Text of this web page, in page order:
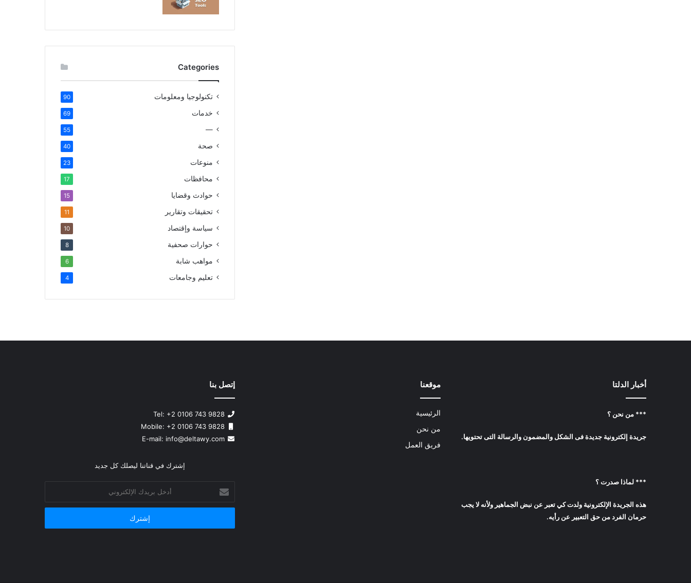
Categories
تكنولوجيا ومعلومات 90
خدمات 69
—
55
صحة 40
منوعات 23
محافظات 17
حوادث وقضايا 15
تحقيقات وتقارير 11
سياسة وإقتصاد 10
حوارات صحفية 8
مواهب شابة 6
تعليم وجامعات 4
أخبار الدلتا
*** من نحن ؟
جريدة إلكترونية جديدة فى الشكل والمضمون والرسالة التى تحتويها.
*** لماذا صدرت ؟
هذه الجريدة الإلكترونية ولدت كي تعبر عن نبض الجماهير ولأنه لا يجب
حرمان الفرد من حق التعبير عن رأيه.
موقعنا
الرئيسية
من نحن
فريق العمل
إتصل بنا
info@deltawy.com
إشترك في قناتنا ليصلك كل جديد
بريدك
الإلكتروني